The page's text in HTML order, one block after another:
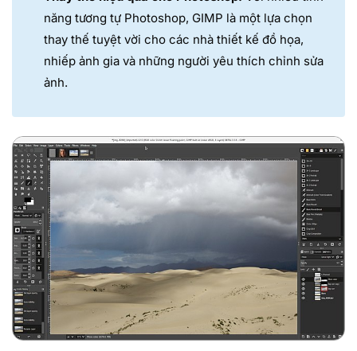
năng tương tự Photoshop, GIMP là một lựa chọn
thay thế tuyệt vời cho các nhà thiết kế đồ họa,
nhiếp ảnh gia và những người yêu thích chỉnh sửa
ảnh.